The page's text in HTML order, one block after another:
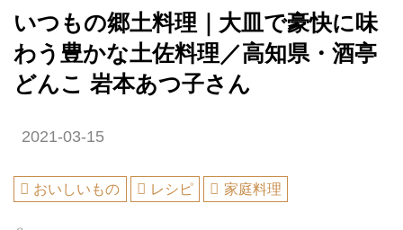
いつもの郷土料理｜大皿で豪快に味
わう豊かな土佐料理／高知県・酒亭
どんこ 岩本あつ子さん
2021-03-15
おいしいもの レシピ 家庭料理